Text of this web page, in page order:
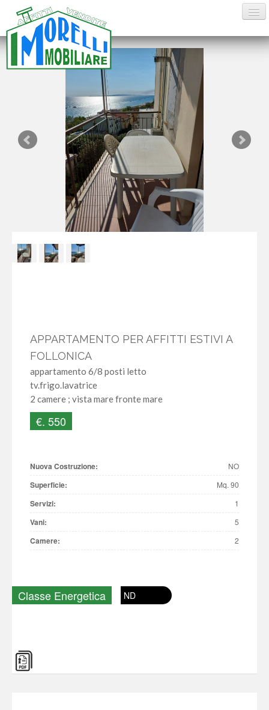
AFFITTI
APPARTAMENTO PER AFFITTI ESTIVI A
FOLLONICA
appartamento 6/8 posti letto
tv.frigo.lavatrice
2 camere ; vista mare fronte mare
€. 550
Nuova Costruzione: NO
Superficie: Mq. 90
Servizi: 1
Vani: 5
Camere: 2
Classe Energetica ND